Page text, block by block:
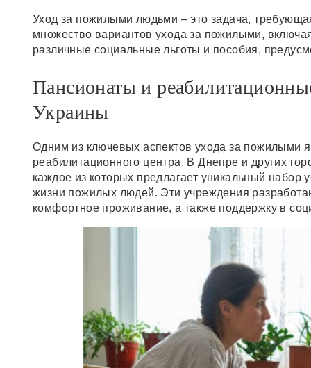
Уход за пожилыми людьми – это задача,
множество вариантов ухода за пожилыми,
различные социальные льготы и пособия,
Пансионаты и
Украины
Одним из ключевых аспектов ухода за пожилыми
реабилитационного центра. В Днепре и других
каждое из которых предлагает уникальный набор
жизни пожилых людей. Эти учреждения
комфортное проживание, а также поддержку в